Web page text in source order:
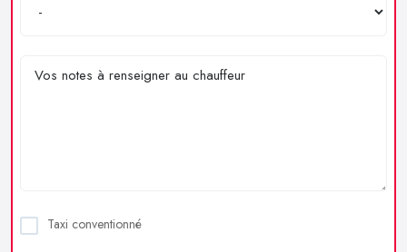
Taxi conventionné